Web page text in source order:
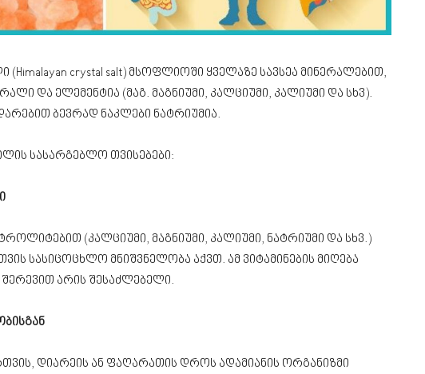
crystal salt) მსოფლიოში ყველაზე სავსეა მინერალებით,
და ელემენტია (მაგ. მაგნიუმი, კალციუმი, კალიუმი და სხვ).
ბევრად ნაკლები ნატრიუმია.
სასარგებლო თვისებები:
(კალციუმი, მაგნიუმი, კალიუმი, ნატრიუმი და სხვ.)
სასიცოცხლო მნიშვნელობა აქვთ. ამ ვიტამინების მიღება
შერევით არის შესაძლებელი.
დიარეის ან ფაღარათის დროს ადამიანის ორგანიზმი